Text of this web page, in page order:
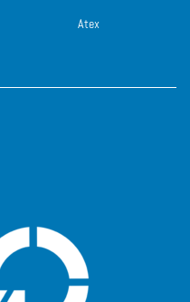
Atex